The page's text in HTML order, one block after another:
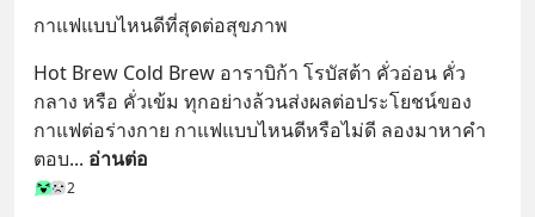
กาแฟแบบไหนดีที่สุดต่อสุขภาพ
Hot Brew Cold Brew อาราบิก้า โรบัสต้า คั่วอ่อน คั่ว
กลาง หรือ คั่วเข้ม ทุกอย่างล้วนส่งผลต่อประโยชน์ของ
กาแฟต่อร่างกาย กาแฟแบบไหนดีหรือไม่ดี ลองมาหาคำ
ตอบ... อ่านต่อ
2